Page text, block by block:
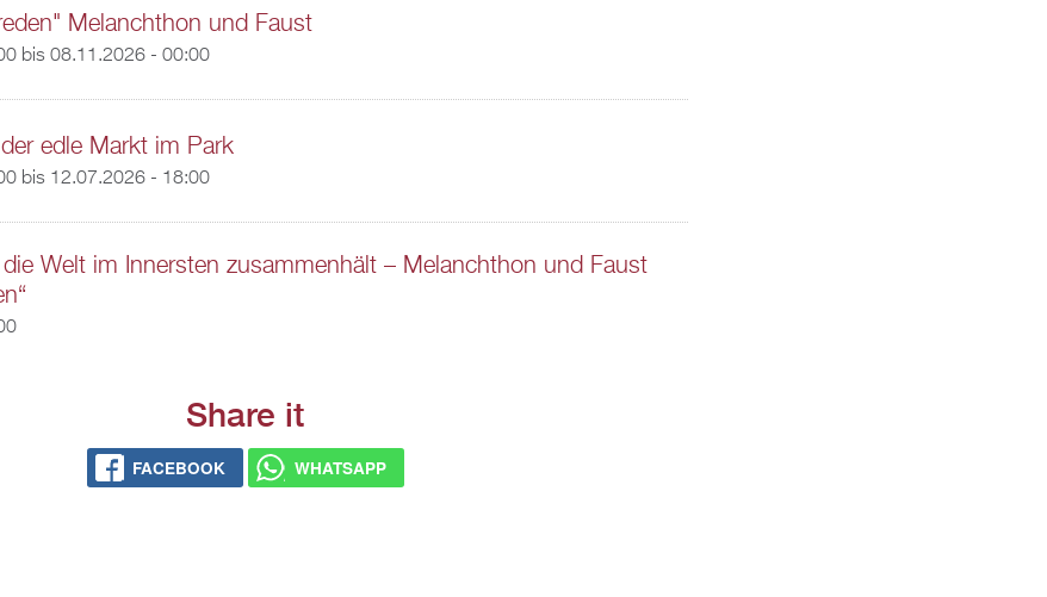
Melanchthon und Faust
bis 08.11.2026 - 00:00
edle Markt im Park
bis 12.07.2026 - 18:00
die Welt im Innersten zusammenhält – Melanchthon und Faust
Share it
FACEBOOK WHATSAPP